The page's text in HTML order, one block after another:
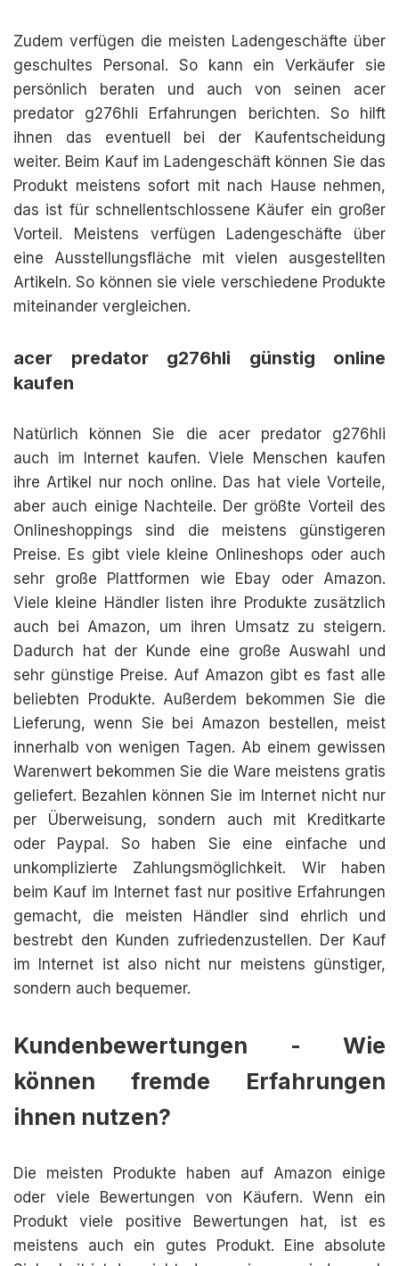
Zudem verfügen die meisten Ladengeschäfte über
geschultes Personal. So kann ein Verkäufer sie
persönlich beraten und auch von seinen acer
predator g276hli Erfahrungen berichten. So hilft
ihnen das eventuell bei der Kaufentscheidung
weiter. Beim Kauf im Ladengeschäft können Sie das
Produkt meistens sofort mit nach Hause nehmen,
das ist für schnellentschlossene Käufer ein großer
Vorteil. Meistens verfügen Ladengeschäfte über
eine Ausstellungsfläche mit vielen ausgestellten
Artikeln. So können sie viele verschiedene Produkte
miteinander vergleichen.
acer predator g276hli günstig online
kaufen
Natürlich können Sie die acer predator g276hli
auch im Internet kaufen. Viele Menschen kaufen
ihre Artikel nur noch online. Das hat viele Vorteile,
aber auch einige Nachteile. Der größte Vorteil des
Onlineshoppings sind die meistens günstigeren
Preise. Es gibt viele kleine Onlineshops oder auch
sehr große Plattformen wie Ebay oder Amazon.
Viele kleine Händler listen ihre Produkte zusätzlich
auch bei Amazon, um ihren Umsatz zu steigern.
Dadurch hat der Kunde eine große Auswahl und
sehr günstige Preise. Auf Amazon gibt es fast alle
beliebten Produkte. Außerdem bekommen Sie die
Lieferung, wenn Sie bei Amazon bestellen, meist
innerhalb von wenigen Tagen. Ab einem gewissen
Warenwert bekommen Sie die Ware meistens gratis
geliefert. Bezahlen können Sie im Internet nicht nur
per Überweisung, sondern auch mit Kreditkarte
oder Paypal. So haben Sie eine einfache und
unkomplizierte Zahlungsmöglichkeit. Wir haben
beim Kauf im Internet fast nur positive Erfahrungen
gemacht, die meisten Händler sind ehrlich und
bestrebt den Kunden zufriedenzustellen. Der Kauf
im Internet ist also nicht nur meistens günstiger,
sondern auch bequemer.
Kundenbewertungen - Wie
können fremde Erfahrungen
ihnen nutzen?
Die meisten Produkte haben auf Amazon einige
oder viele Bewertungen von Käufern. Wenn ein
Produkt viele positive Bewertungen hat, ist es
meistens auch ein gutes Produkt. Eine absolute